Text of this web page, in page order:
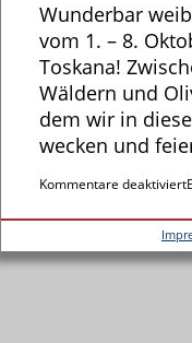
Wunderbar
vom 1. – 8.
Toskana!
Wäldern und
dem wir in
wecken und
Kommentare deaktiviert